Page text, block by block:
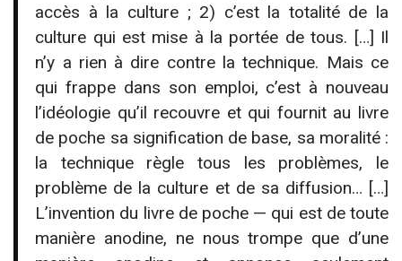
accès à la culture ; 2) c’est la totalité de la
culture qui est mise à la portée de tous. […] Il
n’y a rien à dire contre la technique. Mais ce
qui frappe dans son emploi, c’est à nouveau
l’idéologie qu’il recouvre et qui fournit au livre
de poche sa signification de base, sa moralité :
la technique règle tous les problèmes, le
problème de la culture et de sa diffusion… […]
L’invention du livre de poche — qui est de toute
manière anodine, ne nous trompe que d’une